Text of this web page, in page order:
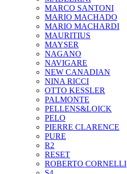
MARCO SANTONI
MARIO MACHADO
MARIO MACHARDI
MAURITIUS
MAYSER
NAGANO
NAVIGARE
NEW CANADIAN
NINA RICCI
OTTO KESSLER
PALMONTE
PELLENS&LOICK
PELO
PIERRE CLARENCE
PURE
R2
RESET
ROBERTO CORNELLI